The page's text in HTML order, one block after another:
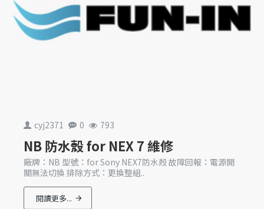
cyj2371 0 793
NB 防水殼 for NEX 7 維修
廠牌：NB 型號：for Sony NEX7防水殼 故障回報：電源開
關無法切換 排除方式：更換整組..
閱讀更多...